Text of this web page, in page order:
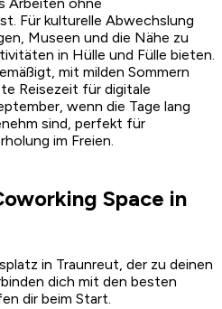
Für kulturelle Abwechslung
Museen und die Nähe zu
in Hülle und Fülle bieten.
mit milden Sommern
Reisezeit für digitale
wenn die Tage lang
sind, perfekt für
im Freien.
Space in
in Traunreut, der zu deinen
dich mit den besten
dir beim Start.